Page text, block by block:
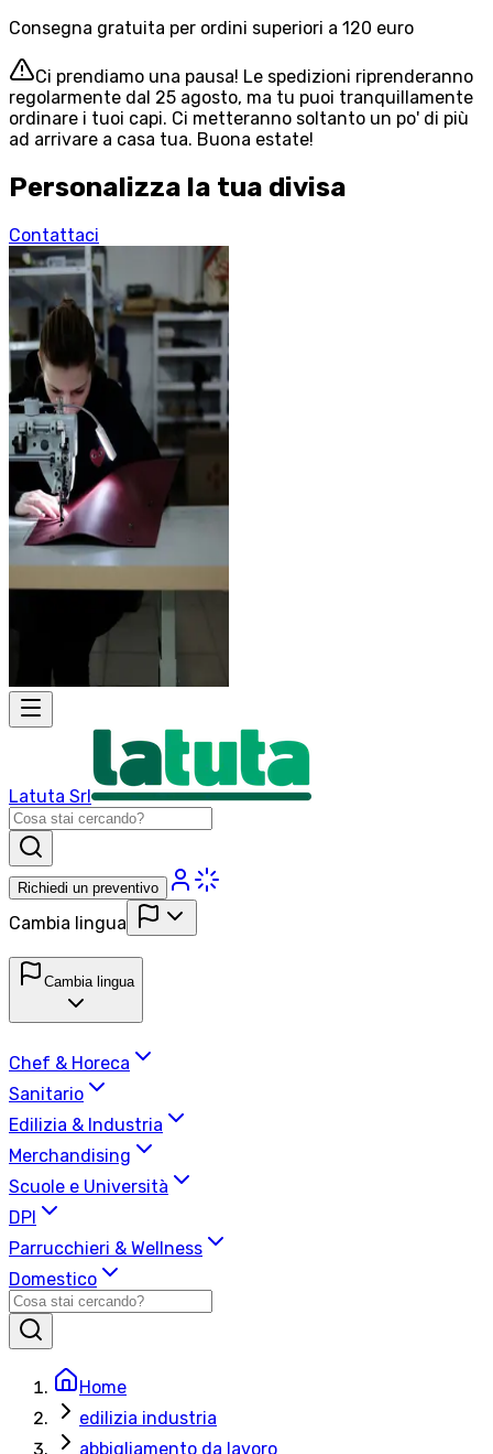
Consegna gratuita per ordini superiori a 120 euro
Ci prendiamo una pausa! Le spedizioni riprenderanno
regolarmente dal 25 agosto, ma tu puoi tranquillamente
ordinare i tuoi capi. Ci metteranno soltanto un po' di più
ad arrivare a casa tua. Buona estate!
Personalizza la tua divisa
Contattaci
Latuta Srl
Richiedi un preventivo
Cambia lingua
Cambia lingua
Chef & Horeca
Sanitario
Edilizia & Industria
Merchandising
Scuole e Università
DPI
Parrucchieri & Wellness
Domestico
Home
edilizia industria
abbigliamento da lavoro